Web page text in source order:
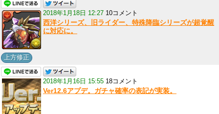
2018年1月18日 12:27 10コメント
西洋シリーズ、旧ライダー、特殊降臨シリーズが超覚醒
に対応に。
上方修正
2018年1月16日 15:55 18コメント
Ver12.6アプデ。ガチャ確率の表記が実装。